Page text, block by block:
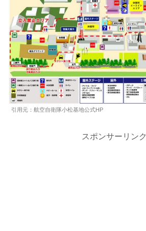
引用元：航空自衛隊小松基地公式HP
スポンサーリンク